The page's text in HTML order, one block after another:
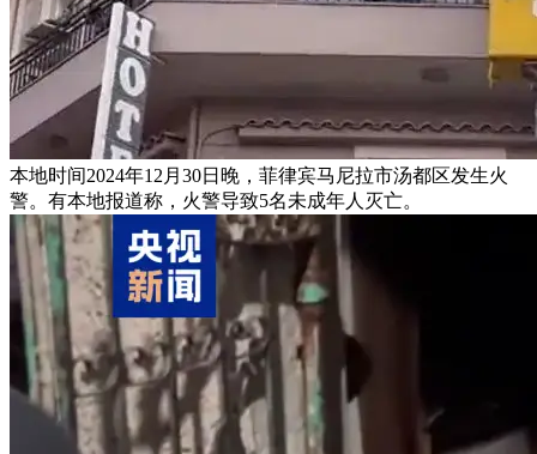
本地时间2024年12月30日晚，菲律宾马尼拉市汤都区发生火
警。有本地报道称，火警导致5名未成年人灭亡。